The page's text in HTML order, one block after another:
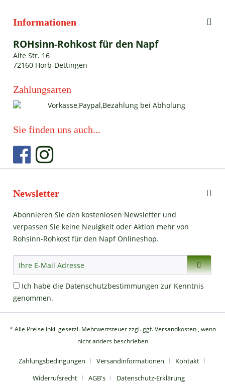
Informationen
ROHsinn-Rohkost für den Napf
Alte Str. 16
72160 Horb-Dettingen
Zahlungsarten
Sie finden uns auch...
Newsletter
Abonnieren Sie den kostenlosen Newsletter und
verpassen Sie keine Neuigkeit oder Aktion mehr von
Rohsinn-Rohkost für den Napf Onlineshop.
Ich habe die Datenschutzbestimmungen zur Kenntnis
genommen.
* Alle Preise inkl. gesetzl. Mehrwertsteuer zzgl.ggf. Versandkosten, wenn
nicht anders beschrieben
Zahlungsbedingungen Versandinformationen
Kontakt
Widerrufsrecht
AGB's
Datenschutz-Erklärung